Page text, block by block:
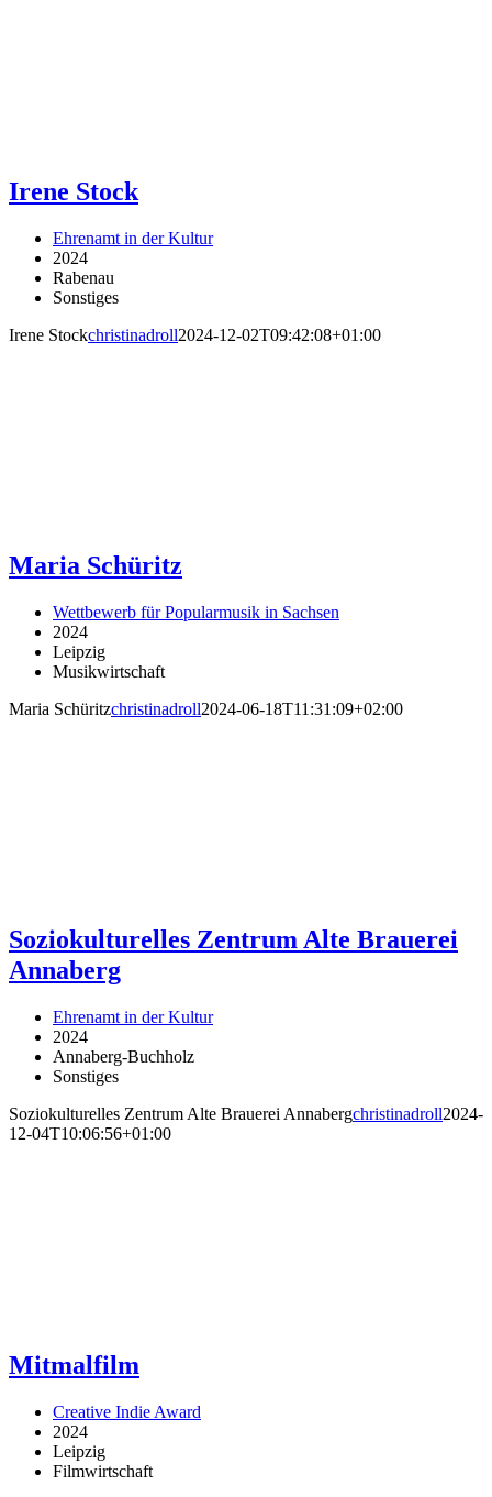
Irene Stock
Ehrenamt in der Kultur
2024
Rabenau
Sonstiges
Irene Stockchristinadroll2024-12-02T09:42:08+01:00
Maria Schüritz
Wettbewerb für Popularmusik in Sachsen
2024
Leipzig
Musikwirtschaft
Maria Schüritzchristinadroll2024-06-18T11:31:09+02:00
Soziokulturelles Zentrum Alte Brauerei
Annaberg
Ehrenamt in der Kultur
2024
Annaberg-Buchholz
Sonstiges
Soziokulturelles Zentrum Alte Brauerei Annabergchristinadroll2024-
12-04T10:06:56+01:00
Mitmalfilm
Creative Indie Award
2024
Leipzig
Filmwirtschaft